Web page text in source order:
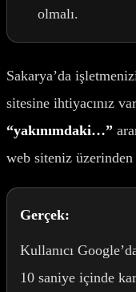
olmalı.
Sakarya’da
sitesine ihtiyacınız
“yakınımdaki…”
web siteniz
Gerçek:
Kullanıcı
10 saniye içinde